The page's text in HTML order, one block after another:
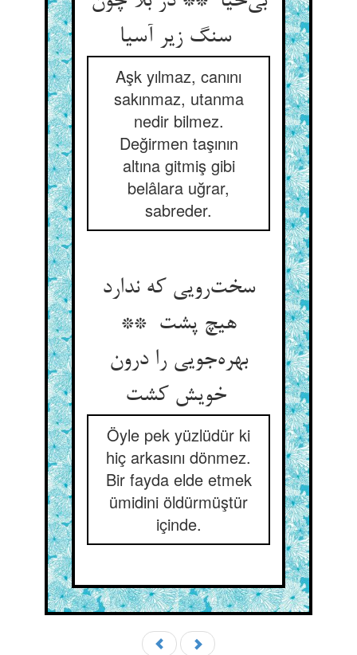
سنگ زیر آسیا
Aşk yılmaz, canını
sakınmaz, utanma
nedir bilmez.
Değirmen taşının
altına gitmiş gibi
belâlara uğrar,
sabreder.
سخت‌رویی که ندارد
هیچ پشت **
بهره‌جویی را درون
خویش کشت
Öyle pek yüzlüdür ki
hiç arkasını dönmez.
Bir fayda elde etmek
ümidini öldürmüştür
içinde.